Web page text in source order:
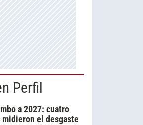
Perfil
a 2027: cuatro
el desgaste